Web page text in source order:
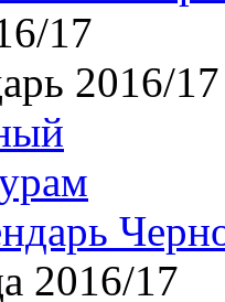
17
2016/17
2016/17